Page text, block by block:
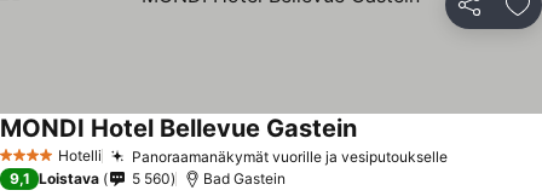
Jaa
4 Tähtiluokitus
Hotelli Panoraamanäkymät vuorille ja vesiputoukselleKatso
MONDI Hotel Bellevue GasteinKatso hinnat
9,1 Loistava 5 560 Bad Gastein